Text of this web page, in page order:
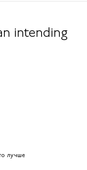
intending
лучше